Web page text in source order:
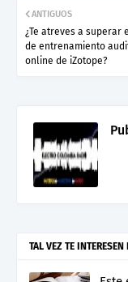
ANTIGUOS
¿Te atreves a superar
de entrenamiento
online de iZotope?
TAL VEZ TE INTERESEN